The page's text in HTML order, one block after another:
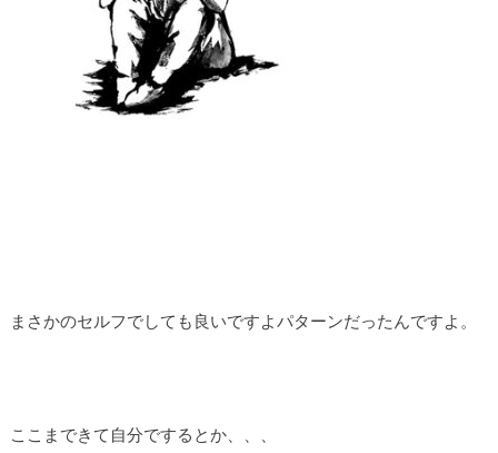
まさかのセルフでしても良いですよパターンだったんですよ。
ここまできて自分でするとか、、、